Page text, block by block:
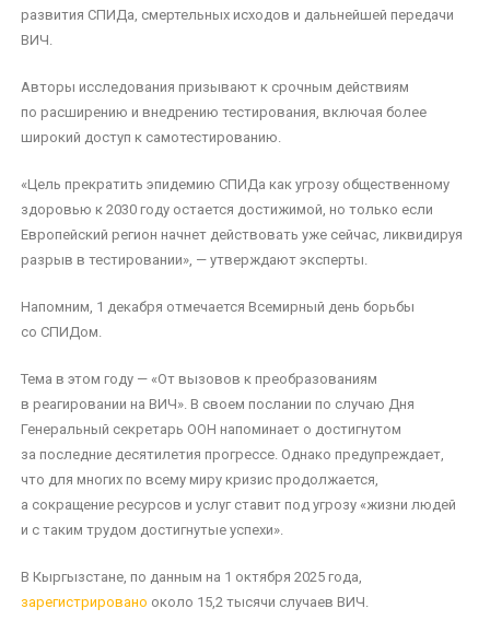
развития СПИДа, смертельных исходов и дальнейшей передачи
ВИЧ.
Авторы исследования призывают к срочным действиям
по расширению и внедрению тестирования, включая более
широкий доступ к самотестированию.
«Цель прекратить эпидемию СПИДа как угрозу общественному
здоровью к 2030 году остается достижимой, но только если
Европейский регион начнет действовать уже сейчас, ликвидируя
разрыв в тестировании», — утверждают эксперты.
Напомним, 1 декабря отмечается Всемирный день борьбы
со СПИДом.
Тема в этом году — «От вызовов к преобразованиям
в реагировании на ВИЧ». В своем послании по случаю Дня
Генеральный секретарь ООН напоминает о достигнутом
за последние десятилетия прогрессе. Однако предупреждает,
что для многих по всему миру кризис продолжается,
а сокращение ресурсов и услуг ставит под угрозу «жизни людей
и с таким трудом достигнутые успехи».
В Кыргызстане, по данным на 1 октября 2025 года,
зарегистрировано около 15,2 тысячи случаев ВИЧ.